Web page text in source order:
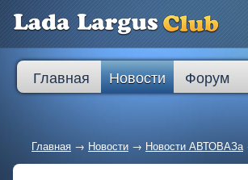
Главная Новости Форум
Главная → Новости → Новости АВТОВАЗа